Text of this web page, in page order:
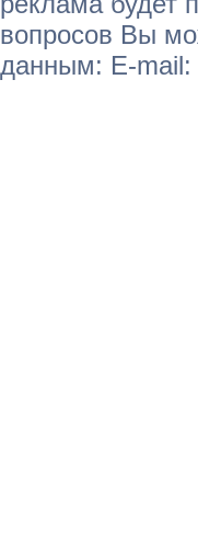
вопросов Вы
данным: E-mail: